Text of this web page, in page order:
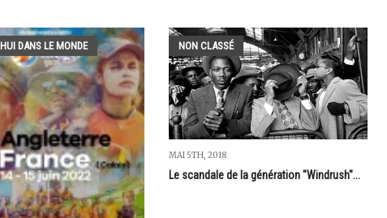
DANS LE MONDE NON CLASSÉ
MAI 5TH, 2018
Le scandale de la génération "Windrush"...